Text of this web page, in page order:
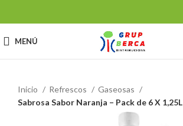
MENÚ
Inicio Refrescos
Gaseosas
Sabrosa Sabor Naranja – Pack de 6 X 1,25L